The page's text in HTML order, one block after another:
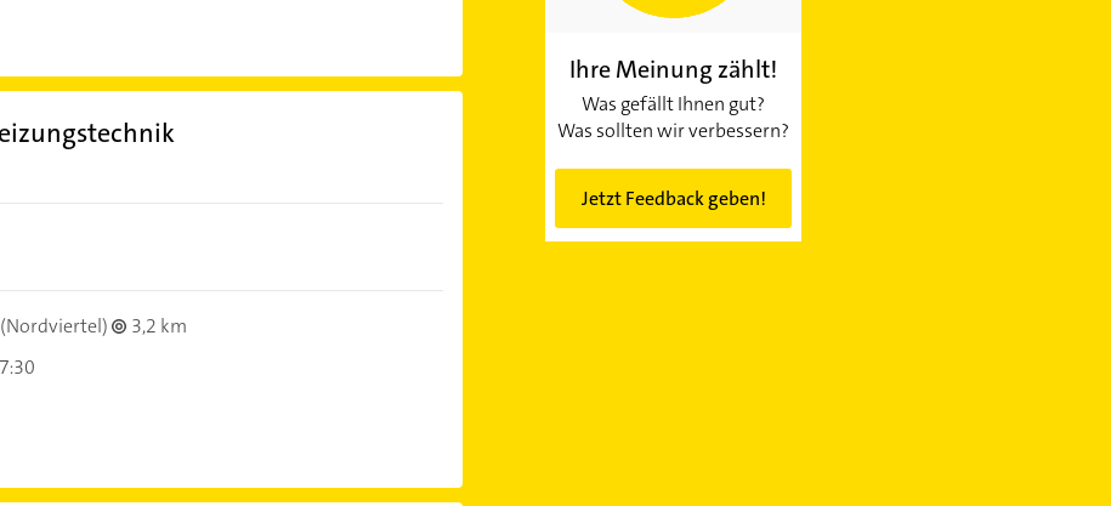
(Nordviertel)
3,2 km
Ihre Meinung zählt!
Was gefällt Ihnen gut?
Was sollten wir verbessern?
Jetzt Feedback geben!